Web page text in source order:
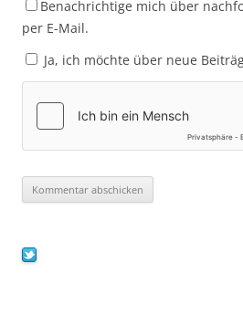
Benachrichtige mich über
per E-Mail.
Ja, ich möchte über neue